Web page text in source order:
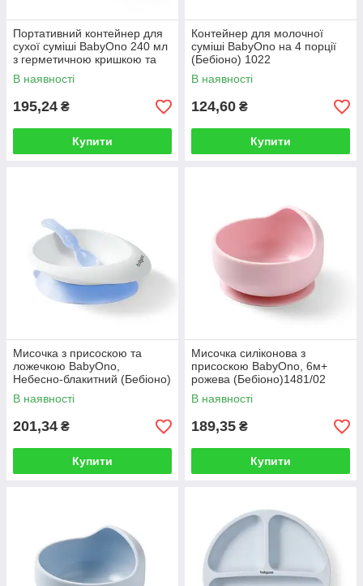
Портативний контейнер для
сухої суміші BabyOno 240 мл
з герметичною кришкою та
ложечкою (Бебіоно) 1544
В наявності
195,24 ₴
Купити
Контейнер для молочної
суміші BabyOno на 4 порції
(Бебіоно) 1022
В наявності
124,60 ₴
Купити
Мисочка з присоскою та
ложечкою BabyOno,
Небесно-блакитний (Бебіоно)
1077/04
В наявності
201,34 ₴
Купити
Мисочка силіконова з
присоскою BabyOno, 6м+
рожева (Бебіоно)1481/02
В наявності
189,35 ₴
Купити